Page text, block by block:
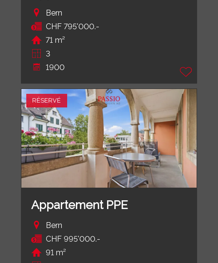
Bern
CHF 795'000.-
71 m²
3
1900
RÉSERVÉ
Appartement PPE
Bern
CHF 995'000.-
91 m²